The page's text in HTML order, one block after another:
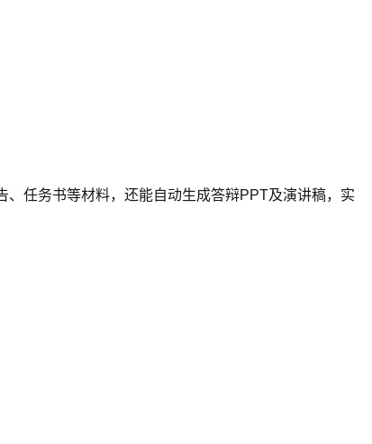
任务书等材料，还能自动生成答辩PPT及演讲稿，实